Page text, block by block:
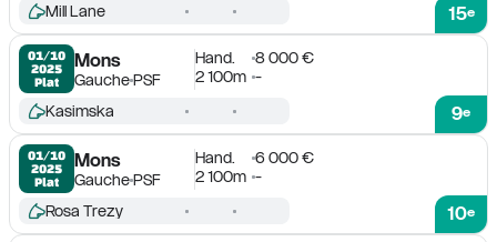
15e
Mill Lane
01/10
2025
Plat
Mons
GauchePSF
Hand.
8 000 €
2 100m -
9e
Kasimska
01/10
2025
Plat
Mons
GauchePSF
Hand.
6 000 €
2 100m -
10e
Rosa Trezy